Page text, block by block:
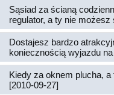
Sąsiad za ścianą
regulator, a ty nie
Dostajesz bardzo
koniecznością wyjazdu
Kiedy za oknem plucha,
[2010-09-27]